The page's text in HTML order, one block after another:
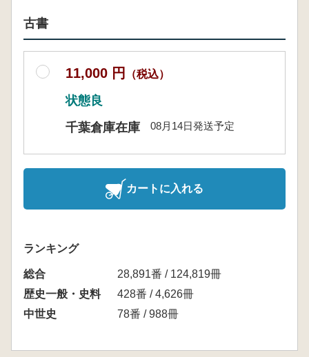
古書
11,000 円 （税込）
状態良
千葉倉庫在庫
08月14日発送予定
カートに入れる
ランキング
総合
28,891番 / 124,819冊
歴史一般・史料
428番 / 4,626冊
中世史
78番 / 988冊